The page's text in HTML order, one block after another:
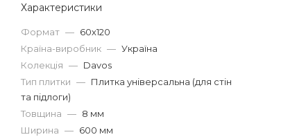
Характеристики
Формат — 60х120
Країна-виробник — Україна
Колекція — Davos
Тип плитки — Плитка універсальна (для стін
та підлоги)
Товщина — 8 мм
Ширина — 600 мм